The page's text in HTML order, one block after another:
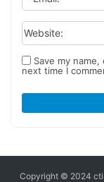
Website:
Save my
next time I
Copyright © 2024